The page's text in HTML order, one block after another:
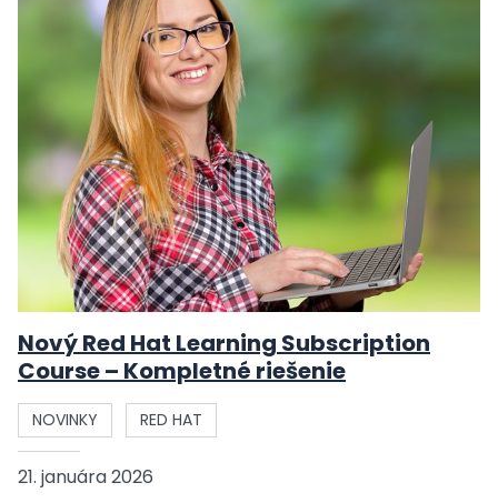
Nový Red Hat Learning Subscription
Course – Kompletné riešenie
NOVINKY RED HAT
21. januára 2026